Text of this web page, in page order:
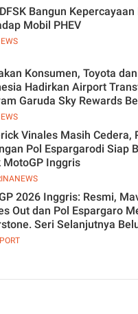
Bangun
Mobil PHEV
Konsumen, Toyota
Hadirkan Airport
Garuda Sky Rewards
EV
Vinales Masih Cedera,
Pol Espargarodi Siap
MotoGP Inggris
2026 Inggris: Resmi,
Out dan Pol Espargaro
Seri Selanjutnya